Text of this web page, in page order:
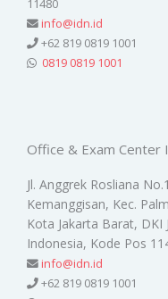
11480
info@idn.id
+62 819 0819 1001
0819 0819 1001
Office & Exam
Jl. Anggrek Rosliana
Kemanggisan, Kec.
Kota Jakarta Barat, DKI
Indonesia, Kode Pos
info@idn.id
+62 819 0819 1001